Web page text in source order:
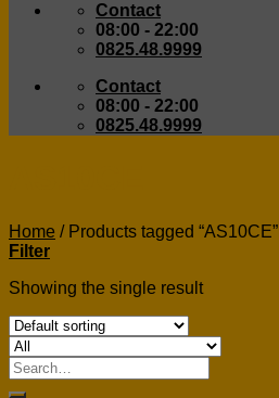
Contact
08:00 - 22:00
0825.48.9999
Contact
08:00 - 22:00
0825.48.9999
Home /Products tagged “AS10CE”
Filter
Showing the single result
Search
for: